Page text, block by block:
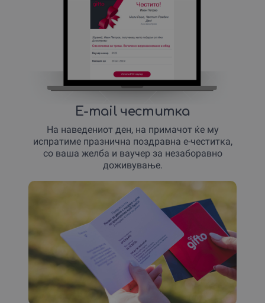
E-mail честитка
На наведениот ден, на примачот ќе му
испратиме празнична поздравна е-честитка,
со ваша желба и ваучер за незаборавно
доживување.